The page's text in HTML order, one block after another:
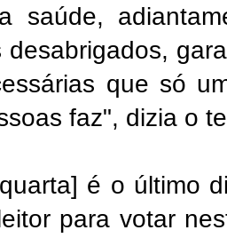
saúde,
desabrigados,
que só
faz", dizia o
é o último
para votar